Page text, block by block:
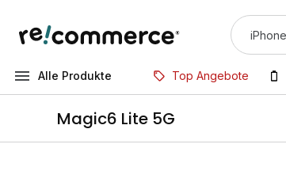
Alle Produkte Top Angebote
Magic6 Lite 5G